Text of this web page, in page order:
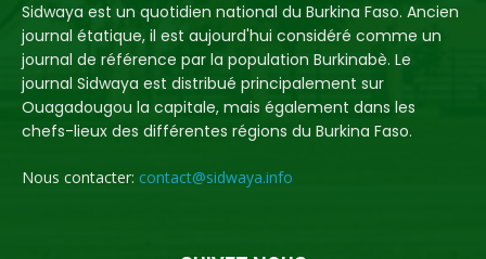
Sidwaya est un quotidien national du Burkina Faso. Ancien
journal étatique, il est aujourd'hui considéré comme un
journal de référence par la population Burkinabè. Le
journal Sidwaya est distribué principalement sur
Ouagadougou la capitale, mais également dans les
chefs-lieux des différentes régions du Burkina Faso.
Nous contacter: contact@sidwaya.info